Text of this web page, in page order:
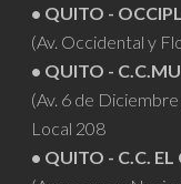
• QUITO -
(Av. Occidental y
• QUITO -
(Av. 6 de
Local 208
• QUITO - C.C. EL